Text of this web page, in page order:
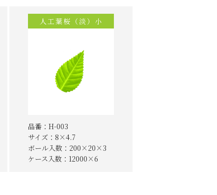
人工葉桜（淡）小
品番：H-003
サイズ：8×4.7
ボール入数：200×20×3
ケース入数：12000×6